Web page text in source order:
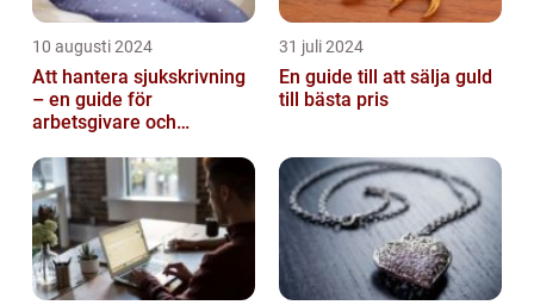
10 augusti 2024
Att hantera sjukskrivning
– en guide för
arbetsgivare och
31 juli 2024
En guide till att sälja guld
till bästa pris